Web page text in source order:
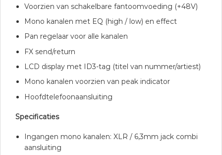
Voorzien van schakelbare fantoomvoeding (+48V)
Mono kanalen met EQ (high / low) en effect
Pan regelaar voor alle kanalen
FX send/return
LCD display met ID3-tag (titel van nummer/artiest)
Mono kanalen voorzien van peak indicator
Hoofdtelefoonaansluiting
Specificaties
Ingangen mono kanalen: XLR / 6,3mm jack combi
aansluiting